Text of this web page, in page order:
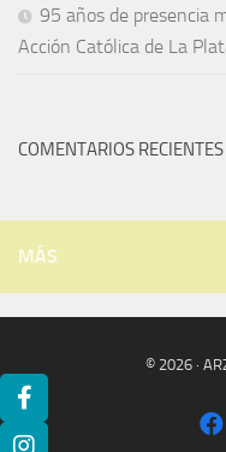
95 años de presencia
Acción Católica de La
COMENTARIOS RECIENTES
MÁS
© 2026 ·